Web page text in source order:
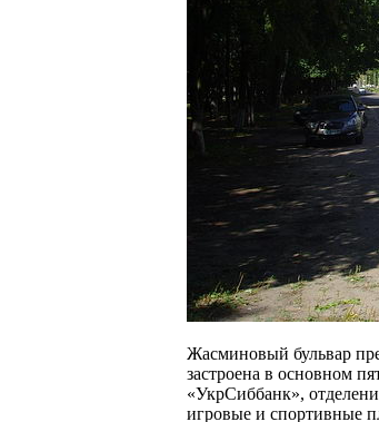
Жасминовый бульвар
застроена в основном
«УкрСиббанк»,
игровые и спортивные